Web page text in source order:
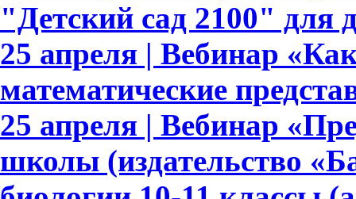
"Детский сад 2100" для
25 апреля | Вебинар
математические
25 апреля | Вебинар
школы (издательство